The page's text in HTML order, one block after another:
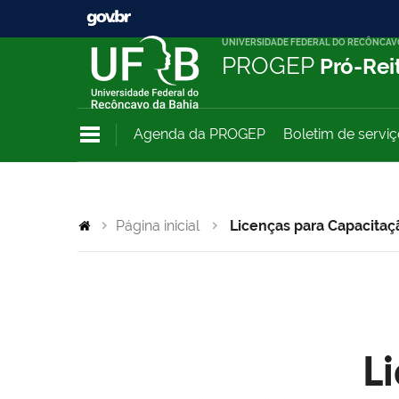
UNIVERSIDADE FEDERAL DO
PROGEP Pró-
Agenda da PROGEP Boletim de
Página inicial Licenças para